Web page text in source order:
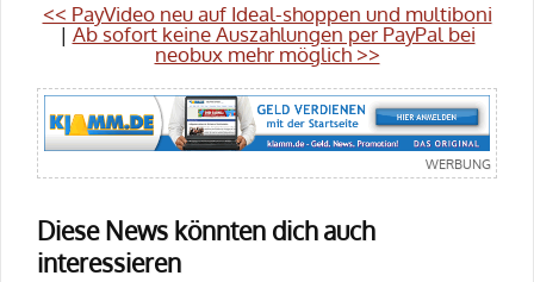
<< PayVideo neu auf Ideal-shoppen und multiboni
| Ab sofort keine Auszahlungen per PayPal bei
neobux mehr möglich >>
Diese News könnten dich auch
interessieren